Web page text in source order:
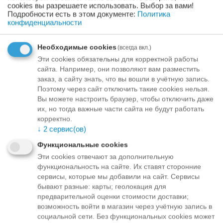
L размер 39 x 38 x 64cm
Ограничение веса - 30 кг
Доставка через терминалы UNISEND Литва
• Для заказов на сумму от 0.01 EUR до 69.99 EUR
стоимость доставки 3.50 EUR
• Для заказов на сумму от 70.00 EUR бесплатная доставка
XS размер 8 x 18.5 x 61cm
M размер 17.5 x 35 x 61cm
L размер 36.5 x 35 x 61cm
XL размер 74.5 x 35 x 61cm
Ограничение веса - 30 кг
cookies вы разрешаете использовать. Выбор за вами!
Подробности есть в этом документе: Политика
конфиденциальности
Необходимые cookies(всегда вкл.)
Эти cookies обязательны для корректной работы
сайта. Например, они позволяют вам разместить
заказ, а сайту знать, что вы вошли в учётную запись.
Поэтому через сайт отключить такие cookies нельзя.
Вы можете настроить браузер, чтобы отключить даже
их, но тогда важные части сайта не будут работать
корректно.
↓ 2 сервис(ов)
Функциональные cookies
Эти cookies отвечают за дополнительную
функциональность на сайте. Их ставят сторонние
сервисы, которые мы добавили на сайт. Сервисы
бывают разные: карты; геолокация для
предварительной оценки стоимости доставки;
возможность войти в магазин через учётную запись в
социальной сети. Без функциональных cookies может